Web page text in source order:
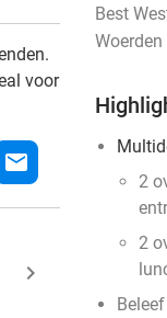
voor
mail
keyboard_arrow_right
Best
Woerden
2
2